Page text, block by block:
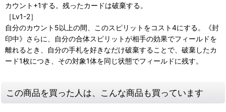
カウント+1する。残ったカードは破棄する。
［Lv1-2］
自分のカウント5以上の間、このスピリットをコスト4にする。《封
印中》さらに、自分の合体スピリットが相手の効果でフィールドを
離れるとき、自分の手札を好きなだけ破棄することで、破棄したカ
ード1枚につき、その対象1体を同じ状態でフィールドに残す。
この商品を買った人は、こんな商品も買っています